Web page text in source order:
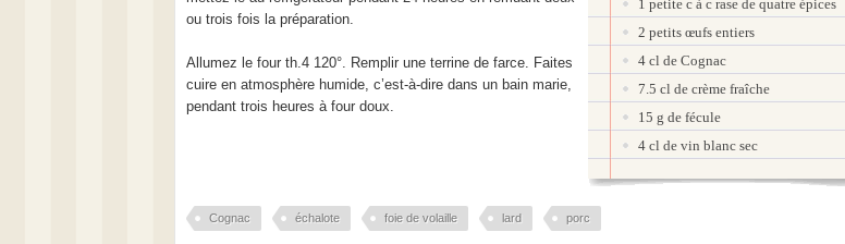
1 petite c à c rase de quatre épices
2 petits œufs entiers
4 cl de Cognac
7.5 cl de crème fraîche
15 g de fécule
4 cl de vin blanc sec
ou trois fois la préparation.
Allumez le four th.4 120°. Remplir une terrine de farce. Faites
cuire en atmosphère humide, c’est-à-dire dans un bain marie,
pendant trois heures à four doux.
Cognac échalote foie de volaille lard porc